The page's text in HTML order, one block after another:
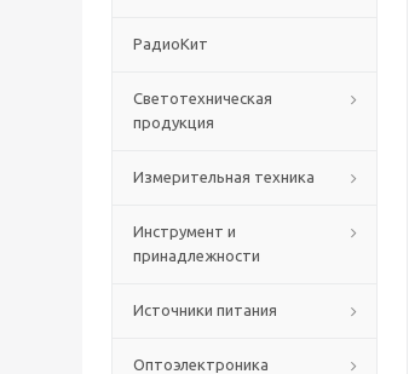
РадиоКит
Светотехническая
продукция
Измерительная техника
Инструмент и
принадлежности
Источники питания
Оптоэлектроника